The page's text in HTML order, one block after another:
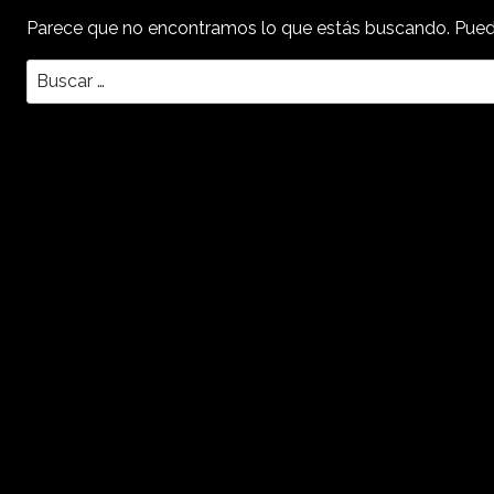
Parece que no encontramos lo que estás buscando.
Buscar: